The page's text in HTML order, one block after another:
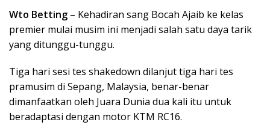
Wto Betting – Kehadiran sang Bocah Ajaib ke kelas
premier mulai musim ini menjadi salah satu daya tarik
yang ditunggu-tunggu.
Tiga hari sesi tes shakedown dilanjut tiga hari tes
pramusim di Sepang, Malaysia, benar-benar
dimanfaatkan oleh Juara Dunia dua kali itu untuk
beradaptasi dengan motor KTM RC16.